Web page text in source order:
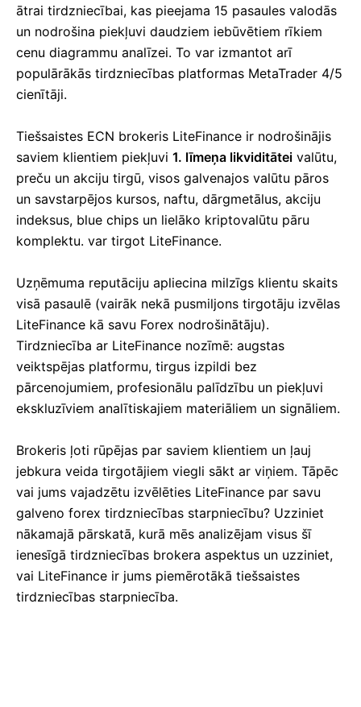
ātrai tirdzniecībai, kas pieejama 15 pasaules valodās
un nodrošina piekļuvi daudziem iebūvētiem rīkiem
cenu diagrammu analīzei. To var izmantot arī
populārākās tirdzniecības platformas MetaTrader 4/5
cienītāji.
Tiešsaistes ECN brokeris LiteFinance ir nodrošinājis
saviem klientiem piekļuvi 1. līmeņa likviditātei valūtu,
preču un akciju tirgū, visos galvenajos valūtu pāros
un savstarpējos kursos, naftu, dārgmetālus, akciju
indeksus, blue chips un lielāko kriptovalūtu pāru
komplektu. var tirgot LiteFinance.
Uzņēmuma reputāciju apliecina milzīgs klientu skaits
visā pasaulē (vairāk nekā pusmiljons tirgotāju izvēlas
LiteFinance kā savu Forex nodrošinātāju).
Tirdzniecība ar LiteFinance nozīmē: augstas
veiktspējas platformu, tirgus izpildi bez
pārcenojumiem, profesionālu palīdzību un piekļuvi
ekskluzīviem analītiskajiem materiāliem un signāliem.
Brokeris ļoti rūpējas par saviem klientiem un ļauj
jebkura veida tirgotājiem viegli sākt ar viņiem. Tāpēc
vai jums vajadzētu izvēlēties LiteFinance par savu
galveno forex tirdzniecības starpniecību? Uzziniet
nākamajā pārskatā, kurā mēs analizējam visus šī
ienesīgā tirdzniecības brokera aspektus un uzziniet,
vai LiteFinance ir jums piemērotākā tiešsaistes
tirdzniecības starpniecība.